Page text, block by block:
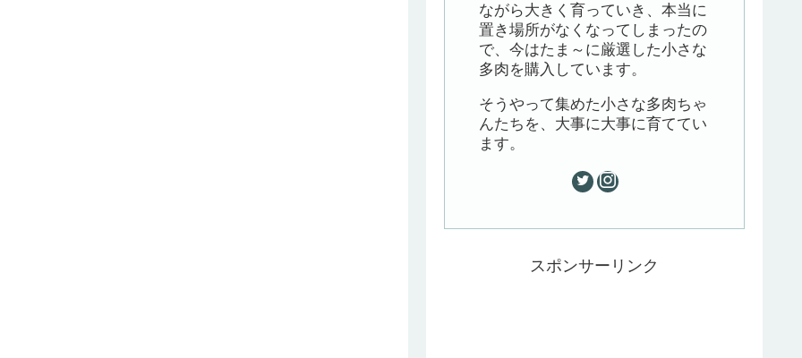
ながら大きく育っていき、本当に
置き場所がなくなってしまったの
で、今はたま～に厳選した小さな
多肉を購入しています。
そうやって集めた小さな多肉ちゃ
んたちを、大事に大事に育ててい
ます。
スポンサーリンク